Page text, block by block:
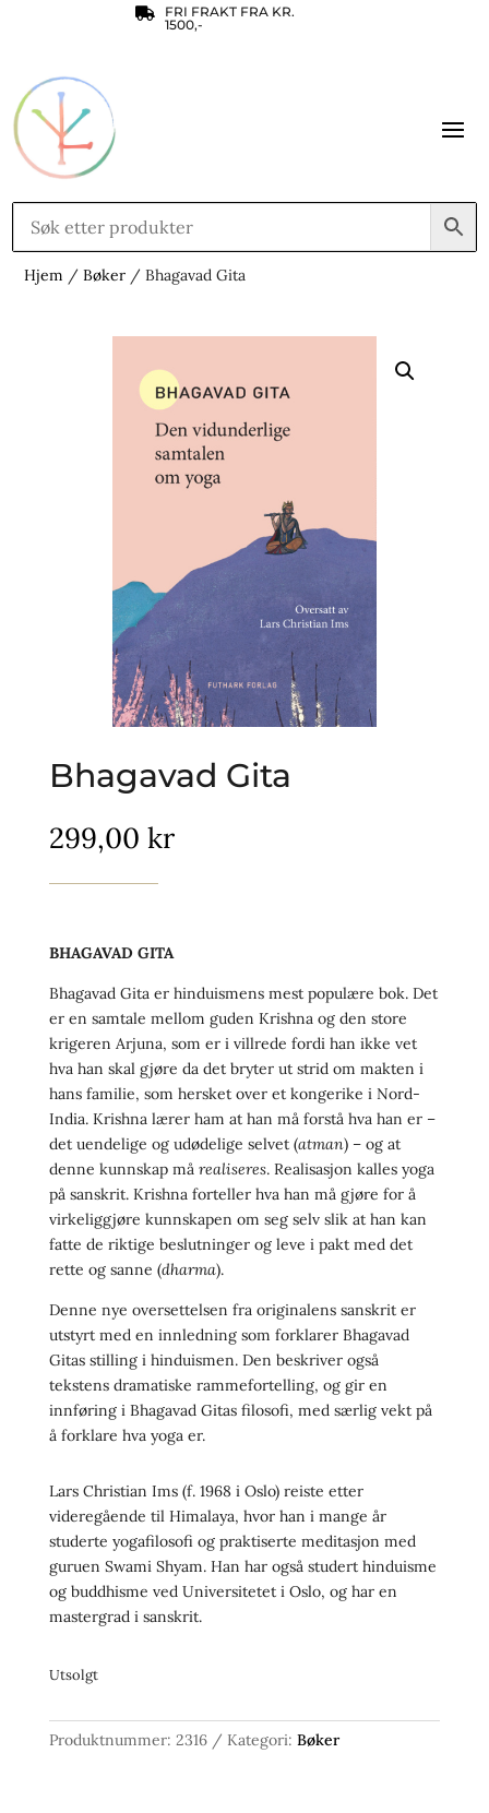

FRI FRAKT FRA KR.
1500,-
Hjem /Bøker / Bhagavad Gita
Bhagavad Gita
299,00 kr
BHAGAVAD GITA
Bhagavad Gita er hinduismens mest populære bok. Det
er en samtale mellom guden Krishna og den store
krigeren Arjuna, som er i villrede fordi han ikke vet
hva han skal gjøre da det bryter ut strid om makten i
hans familie, som hersket over et kongerike i Nord-
India. Krishna lærer ham at han må forstå hva han er –
det uendelige og udødelige selvet (atman) – og at
denne kunnskap må realiseres. Realisasjon kalles yoga
på sanskrit. Krishna forteller hva han må gjøre for å
virkeliggjøre kunnskapen om seg selv slik at han kan
fatte de riktige beslutninger og leve i pakt med det
rette og sanne (dharma).
Denne nye oversettelsen fra originalens sanskrit er
utstyrt med en innledning som forklarer Bhagavad
Gitas stilling i hinduismen. Den beskriver også
tekstens dramatiske rammefortelling, og gir en
innføring i Bhagavad Gitas filosofi, med særlig vekt på
å forklare hva yoga er.
Lars Christian Ims (f. 1968 i Oslo) reiste etter
videregående til Himalaya, hvor han i mange år
studerte yogafilosofi og praktiserte meditasjon med
guruen Swami Shyam. Han har også studert hinduisme
og buddhisme ved Universitetet i Oslo, og har en
mastergrad i sanskrit.
Utsolgt
Produktnummer: 2316 Kategori: Bøker